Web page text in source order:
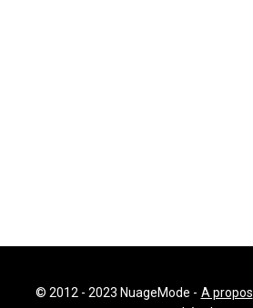
© 2012 - 2023 NuageMode - A propos